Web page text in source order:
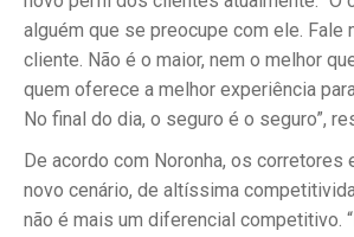
alguém que se preocupe com ele. Fale
cliente. Não é o maior, nem o melhor
quem oferece a melhor experiência
No final do dia, o seguro é o seguro”,
De acordo com Noronha, os corretores
novo cenário, de altíssima
não é mais um diferencial competitivo.